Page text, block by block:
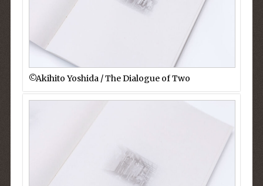
©︎Akihito Yoshida / The Dialogue of Two